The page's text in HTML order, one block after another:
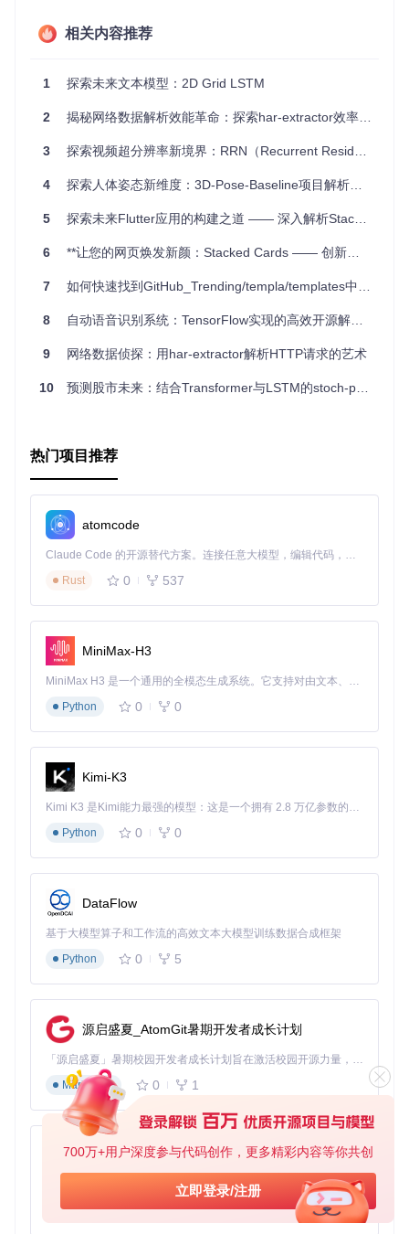
700万+用户深度参与代码创作，更多精彩内容等你共创
立即登录/注册
高精度：通过精心设计的网络架构，该项目在多个数据集上
实现了超过90%的测试准确率。
同规模和复杂度的数据。
测试过程。
用于其他更具挑战性的机会挑战数据集。
要体验这个强大的工具，只需安装TensorFlow和Python环
希望深入了解HAR，还是开发人员寻找用于智能设备的先进算
加入我们，探索人类活动识别的新边界，开启未来的智能生
活。
相关内容推荐
1 探索未来文本模型：2D Grid LSTM
2 揭秘网络数据解析效能革命：探索har-extractor效率工具的技术突破
3 探索视频超分辨率新境界：RRN（Recurrent Residual Network）
4 探索人体姿态新维度：3D-Pose-Baseline项目解析与应用推荐
5 探索未来Flutter应用的构建之道 —— 深入解析Stacked框架
6 **让您的网页焕发新颜：Stacked Cards —— 创新的卡片布局插件**
7 如何快速找到GitHub_Trending/templa/templates中适合你的自动化模板？完整分类手册
8 自动语音识别系统：TensorFlow实现的高效开源解决方案
9 网络数据侦探：用har-extractor解析HTTP请求的艺术
10 预测股市未来：结合Transformer与LSTM的stoch-predict-with-Transformer-LSTM
热门项目推荐
atomcode
Claude Code 的开源替代方案。连接任意大模型，编辑代码，运行命令，自动验证 — 全自动执行。用 Rust 构建，极致性能。 ｜ An open-source alternative to Claude Code. Connect any LLM, edit code, run commands, and verify changes — autonomously. Built in Rust for speed. Get Started
Rust
0 537
MiniMax-H3
MiniMax H3 是一个通用的全模态生成系统。它支持对由文本、图像、视频和音频组成的多模态上下文进行统一理解，并能生成分辨率高达 2K、时长可达 15 秒的带原生立体声音频的视频。得益于面向任务泛化的系统设计，H3 在预训练阶段就已具备广泛的多模态上下文理解与生成能力，能够出色地执行复杂的多模态指令。
Python
0 0
Kimi-K3
Kimi K3 是Kimi能力最强的模型：这是一个拥有 2.8 万亿参数的混合专家（MoE）模型，具备原生视觉理解能力，并支持 100 万 token 的上下文窗口。
Python
0 0
DataFlow
基于大模型算子和工作流的高效文本大模型训练数据合成框架
Python
0 5
源启盛夏_AtomGit暑期开发者成长计划
「源启盛夏」暑期校园开发者成长计划旨在激活校园开源力量，通过积分激励、认证扶持、资源倾斜等形式，引导高校组织和开发者完成「入驻 — 建项目 — 做贡献 — 获认证 — 得资源」的完整闭环。无论你是想带领社团入驻平台的组织者，还是希望用代码贡献证明自己的开发者，都能在这里找到属于你的成长路径。
Markdown
0 1
py-xiaozhi
基于Python的Xiaozhi AI，适用于想要完整Xiaozhi体验而无需拥有专用硬件的用户。
Python
0 1